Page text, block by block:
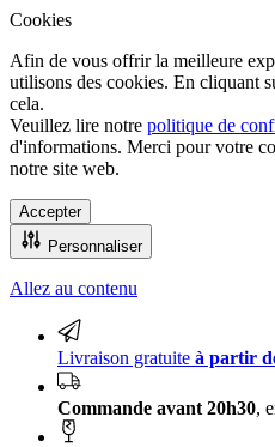
Cookies
Afin de vous offrir la meilleure
utilisons des cookies. En cliquant
cela.
Veuillez lire notre politique de
d'informations. Merci pour votre
notre site web.
Accepter
Personnaliser
Livraison 100% sans casse
Allez au contenu
Livraison gratuite à partir
Commande avant 20h30,